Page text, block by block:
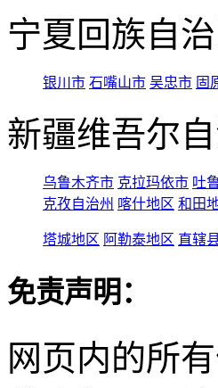
宁夏回族自
银川市 石嘴山市 吴忠市 固
新疆维吾尔
乌鲁木齐市 克拉玛依市 吐
克孜自治州 喀什地区 和田
塔城地区 阿勒泰地区 直辖
免责声明：
网页内的所